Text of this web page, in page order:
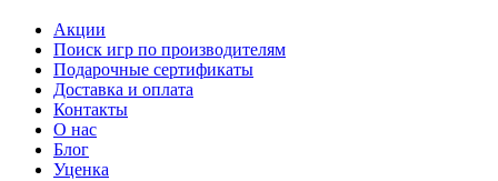
Акции
Поиск игр по производителям
Подарочные сертификаты
Доставка и оплата
Контакты
О нас
Блог
Уценка